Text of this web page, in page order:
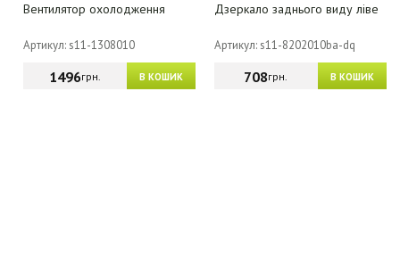
Вентилятор охолодження
Артикул: s11-1308010
В КОШИК
1496грн.
Дзеркало заднього виду ліве
Артикул: s11-8202010ba-dq
В КОШИК
708грн.